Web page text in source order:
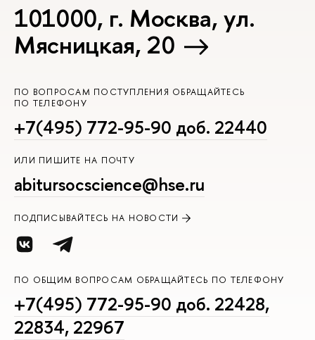
101000, г. Москва, ул.
Мясницкая, 20
ПО ВОПРОСАМ ПОСТУПЛЕНИЯ ОБРАЩАЙТЕСЬ
ПО ТЕЛЕФОНУ
+7(495) 772-95-90 доб. 22440
ИЛИ ПИШИТЕ НА ПОЧТУ
abitursocscience@hse.ru
ПОДПИСЫВАЙТЕСЬ НА НОВОСТИ
ПО ОБЩИМ ВОПРОСАМ ОБРАЩАЙТЕСЬ ПО ТЕЛЕФОНУ
+7(495) 772-95-90 доб. 22428,
22834, 22967